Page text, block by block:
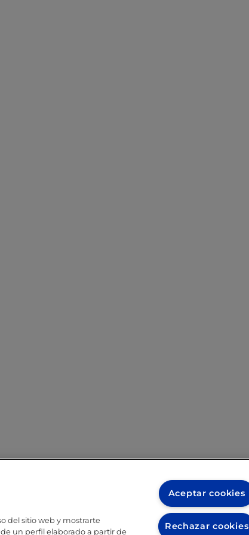
del sitio web y mostrarte
un perfil elaborado a partir de
Aceptar cookies
Rechazar cookies